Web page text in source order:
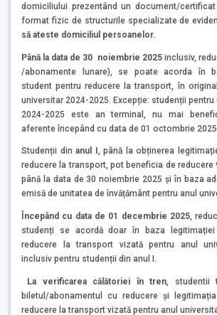
domiciliului prezentând un document/
format fizic de structurile specializate de
să ateste domiciliul persoanelor.
Până la data de 30 noiembrie 2025inclusiv,
/abonamente lunare), se poate acorda în
student pentru reducere la transport, în
universitar 2024-2025. Excepție: studenții
2024-2025 este an terminal, nu mai
aferente începând cu data de 01 octombrie 2025.
Studenții din anul I , până la obținerea
reducere la transport, pot beneficia de reducere
până la data de 30 noiembrie 2025 și în baza
emisă de unitatea de învățământ pentru anul
Începând cu data de 01 decembrie 2025,
studenți se acordă doar în baza
reducere la transport vizată pentru anul
inclusiv pentru studenții din anul I.
La verificarea călătoriei în tren, studentii
biletul/abonamentul cu reducere și
reducere la transport vizată pentru anul